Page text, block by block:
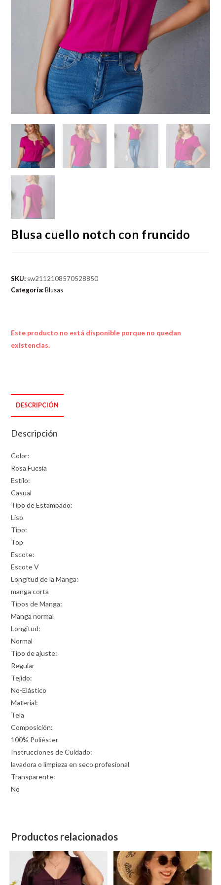
Blusa cuello notch con fruncido
SKU: sw2112108570528850
Categoría:Blusas
Este producto no está disponible porque no quedan
existencias.
DESCRIPCIÓN
Descripción
Color:
Rosa Fucsia
Estilo:
Casual
Tipo de Estampado:
Liso
Tipo:
Top
Escote:
Escote V
Longitud de la Manga:
manga corta
Tipos de Manga:
Manga normal
Longitud:
Normal
Tipo de ajuste:
Regular
Tejido:
No-Elástico
Material:
Tela
Composición:
100% Poliéster
Instrucciones de Cuidado:
lavadora o limpieza en seco profesional
Transparente:
No
Productos relacionados